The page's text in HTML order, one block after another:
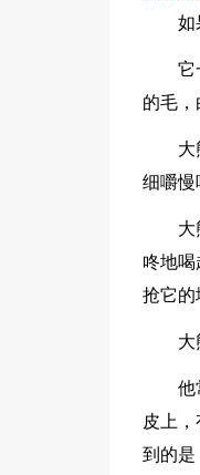
如
它
的毛
大
细嚼慢
大
咚地
抢它的
大
他
皮上
到的是